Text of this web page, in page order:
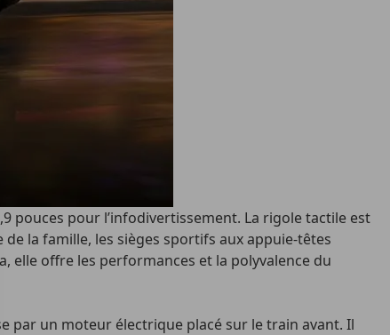
pouces pour l’infodivertissement. La rigole tactile est
la famille, les sièges sportifs aux appuie-têtes
elle offre les performances et la polyvalence du
par un moteur électrique placé sur le train avant. Il